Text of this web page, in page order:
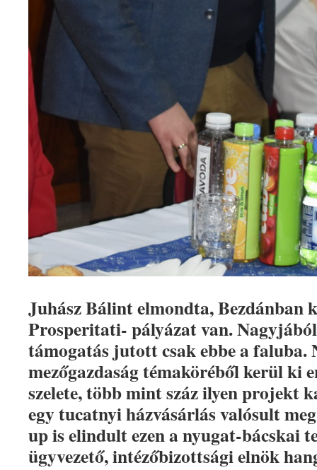
Juhász Bálint elmondta, Bezdánban
Prosperitati- pályázat van.
támogatás jutott csak ebbe a faluba.
mezőgazdaság témaköréből kerül ki
szelete, több mint száz ilyen projekt
egy tucatnyi házvásárlás valósult
up is elindult ezen a nyugat-bácskai
ügyvezető, intézőbizottsági elnök